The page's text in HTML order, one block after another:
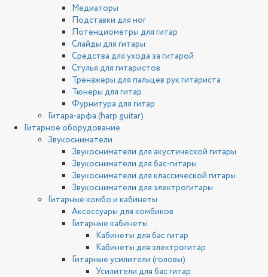
Медиаторы
Подставки для ног
Потенциометры для гитар
Слайды для гитары
Средства для ухода за гитарой
Стулья для гитаристов
Тренажеры для пальцев рук гитариста
Тюнеры для гитар
Фурнитура для гитар
Гитара-арфа (harp guitar)
Гитарное оборудование
Звукосниматели
Звукосниматели для акустической гитары
Звукосниматели для бас-гитары
Звукосниматели для классической гитары
Звукосниматели для электрогитары
Гитарные комбо и кабинеты
Аксессуары для комбиков
Гитарные кабинеты
Кабинеты для бас гитар
Кабинеты для электрогитар
Гитарные усилители (головы)
Усилители для бас гитар